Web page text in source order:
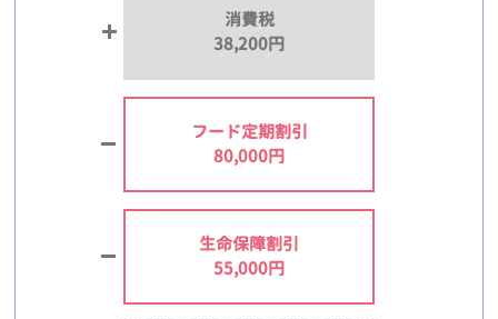
消費税
38,200円
フード定期割引
80,000円
生命保障割引
55,000円